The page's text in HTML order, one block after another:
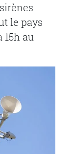
le pays
au